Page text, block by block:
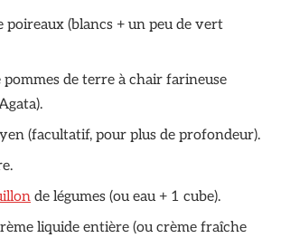
poireaux (blancs + un peu de vert
pommes de terre à chair farineuse
(facultatif, pour plus de profondeur).
de légumes (ou eau + 1 cube).
liquide entière (ou crème fraîche